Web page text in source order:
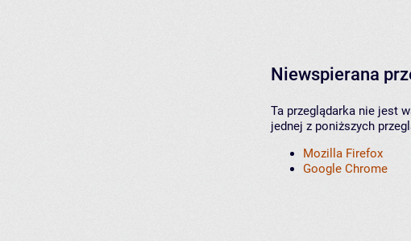
Niewspierana
Ta przeglądarka nie jest
jednej z poniższych
Mozilla Firefox
Google Chrome